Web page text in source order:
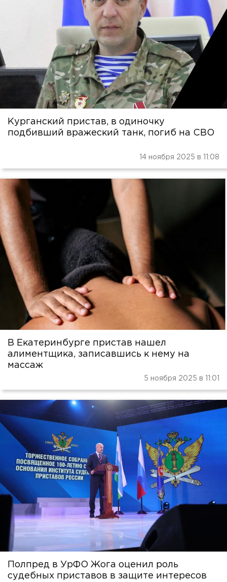
Курганский пристав, в одиночку
подбивший вражеский танк, погиб на СВО
14 ноября 2025 в 11:08
В Екатеринбурге пристав нашел
алиментщика, записавшись к нему на
массаж
5 ноября 2025 в 11:01
Полпред в УрФО Жога оценил роль
судебных приставов в защите интересов